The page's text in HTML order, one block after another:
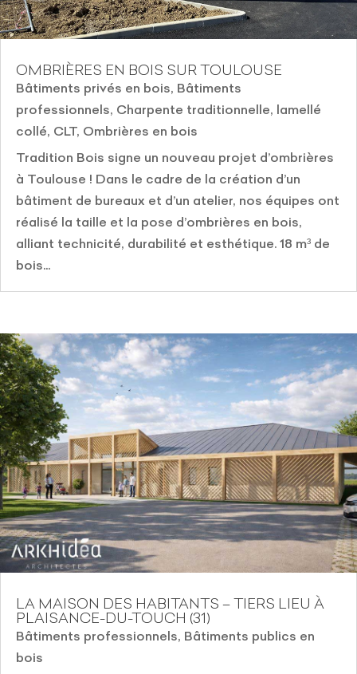
OMBRIÈRES EN BOIS SUR TOULOUSE
Bâtiments privés en bois, Bâtiments
professionnels, Charpente traditionnelle, lamellé
collé, CLT, Ombrières en bois
Tradition Bois signe un nouveau projet d’ombrières
à Toulouse ! Dans le cadre de la création d’un
bâtiment de bureaux et d’un atelier, nos équipes ont
réalisé la taille et la pose d’ombrières en bois,
alliant technicité, durabilité et esthétique. 18 m³ de
bois...
LA MAISON DES HABITANTS – TIERS LIEU À
PLAISANCE-DU-TOUCH (31)
Bâtiments professionnels, Bâtiments publics en
bois